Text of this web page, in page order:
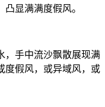
显满满度假风。
，手中流沙飘散展现满
度假风，或异域风，或